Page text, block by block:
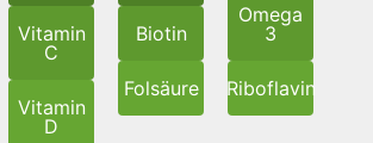
Vitamin
C
Vitamin
D
Biotin
Folsäure
Omega
3
Riboflavin